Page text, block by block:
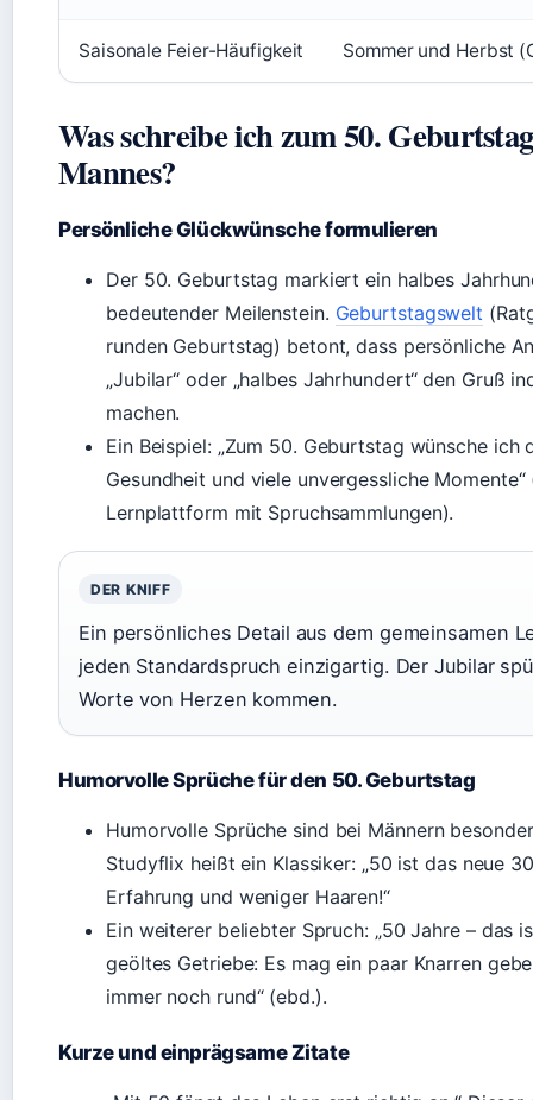
Saisonale Feier-Häufigkeit Sommer und Herbst
Was schreibe ich zum 50.
Mannes?
Persönliche Glückwünsche formulieren
Der 50. Geburtstag markiert ein halbes
bedeutender Meilenstein. Geburtstagswelt
runden Geburtstag) betont, dass persönliche
„Jubilar“ oder „halbes Jahrhundert“ den Gruß
machen.
Ein Beispiel: „Zum 50. Geburtstag wünsche ich
Gesundheit und viele unvergessliche
Lernplattform mit Spruchsammlungen).
DER KNIFF
Ein persönliches Detail aus dem gemeinsamen
jeden Standardspruch einzigartig. Der Jubilar
Worte von Herzen kommen.
Humorvolle Sprüche für den 50. Geburtstag
Humorvolle Sprüche sind bei Männern
Studyflix heißt ein Klassiker: „50 ist das neue
Erfahrung und weniger Haaren!“
Ein weiterer beliebter Spruch: „50 Jahre – das
geöltes Getriebe: Es mag ein paar Knarren
immer noch rund“ (ebd.).
Kurze und einprägsame Zitate